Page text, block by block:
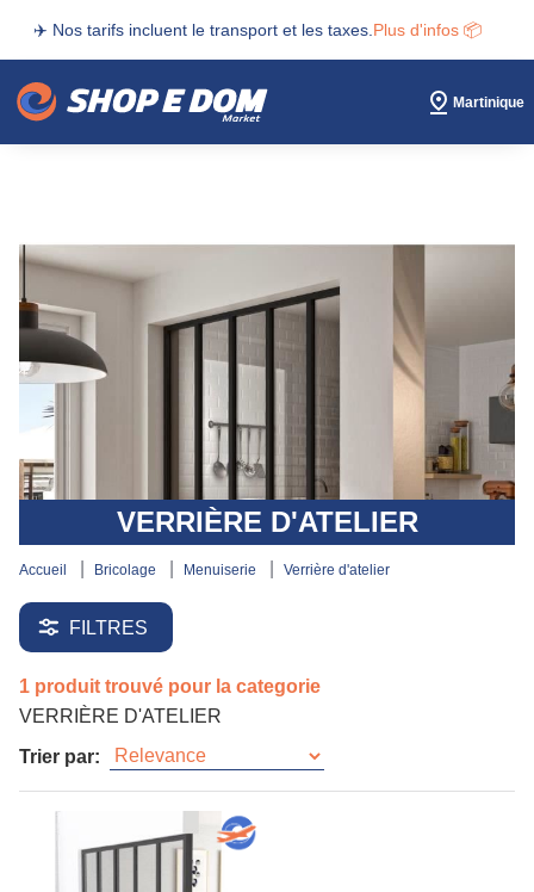
✈️ Nos tarifs incluent le transport et les taxes. Plus d'infos 📦
Martinique
VERRIÈRE D'ATELIER
accueil bricolage menuiserie verrière d'atelier
FILTRES
1 produit trouvé pour la categorie
VERRIÈRE D'ATELIER
Trier par: